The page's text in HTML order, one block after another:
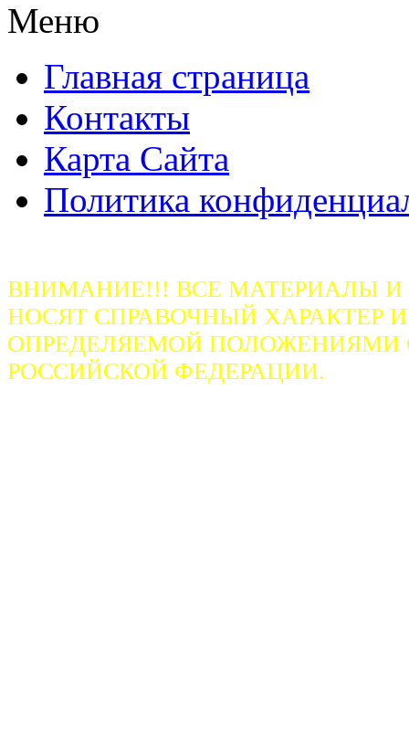
Меню
Главная страница
Контакты
Карта Сайта
Политика
ВНИМАНИЕ!!! ВСЕ МАТЕРИАЛЫ
НОСЯТ СПРАВОЧНЫЙ ХАРАКТЕР
ОПРЕДЕЛЯЕМОЙ ПОЛОЖЕНИЯМИ
РОССИЙСКОЙ ФЕДЕРАЦИИ.